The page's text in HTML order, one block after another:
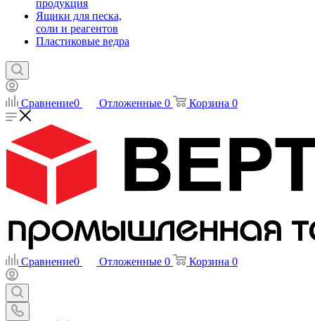
продукция
Ящики для песка,
соли и реагентов
Пластиковые ведра
Сравнение0 Отложенные 0 Корзина 0
Сравнение0 Отложенные 0 Корзина 0